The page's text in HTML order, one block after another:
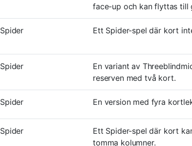
face-up och kan flyttas till
Spider Ett Spider-spel där kort
Spider
En variant av
reserven med två kort.
Spider En version med fyra
Spider
Ett Spider-spel där kort
tomma kolumner.